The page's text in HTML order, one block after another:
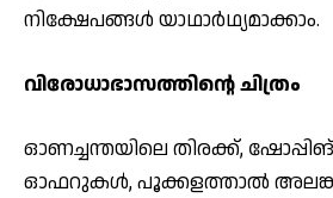
നിക്ഷേപങ്ങള്‍ യാഥാര്‍ഥ്യമാക്കാം.
വിരോധാഭാസത്തിന്റെ ചിത്രം
ഓണച്ചന്തയിലെ തിരക്ക്,
ഓഫറുകള്‍, പൂക്കളത്താല്‍